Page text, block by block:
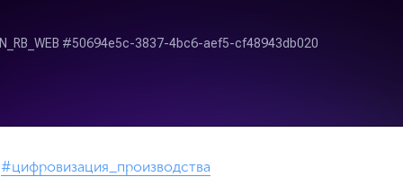
#цифровизация_производства